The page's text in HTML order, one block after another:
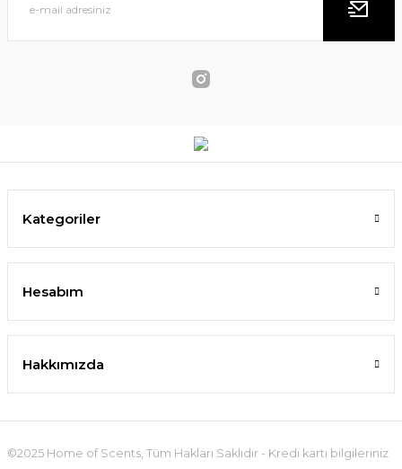
Kategoriler
Hesabım
Hakkımızda
©2025 Home of Scents, Tüm Hakları Saklıdır - Kredi kartı bilgileriniz